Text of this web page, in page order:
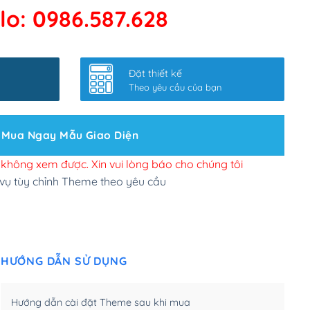
kết google, cập nhật sitemap(+50,000₫)
slider chính (+200,000₫)
site Wordpress(+100,000₫)
đăng web(+300,000₫)
tuỳ chọn (+2,000,000₫)
(+450,000₫)
0986.587.628
Đặt thiết kế
Theo yêu cầu của bạn
Mua Ngay Mẫu Giao Diện
xem được. Xin vui lòng báo cho chúng tôi
tùy chỉnh Theme theo yêu cầu
HƯỚNG DẪN SỬ DỤNG
Hướng dẫn cài đặt Theme sau khi mua